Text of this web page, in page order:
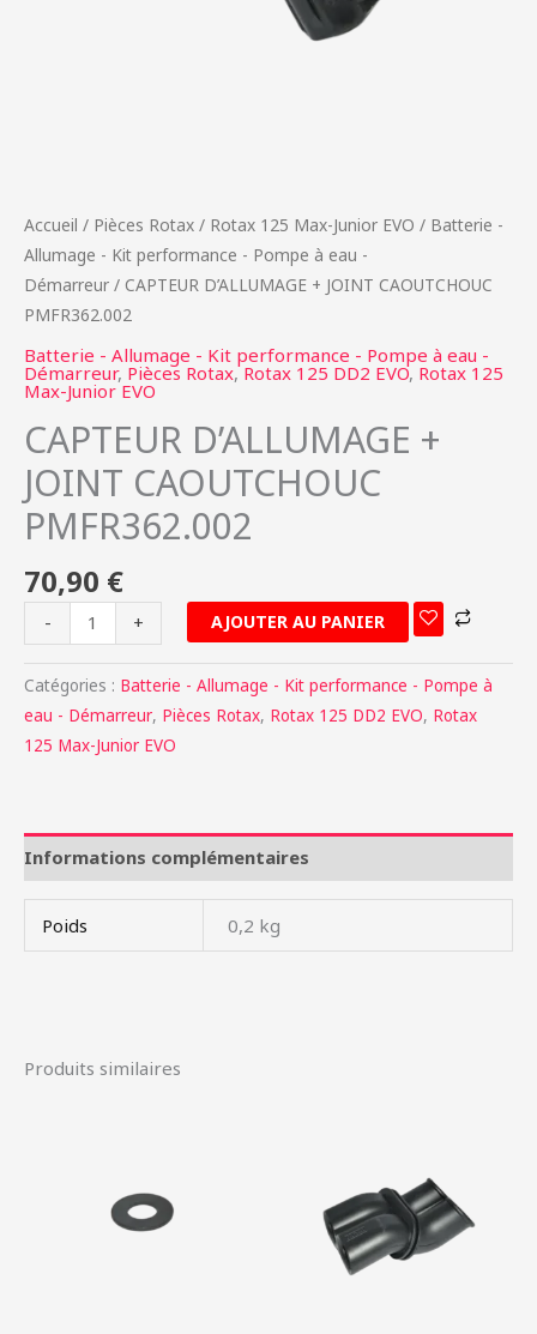
Accueil / Pièces Rotax / Rotax 125 Max-Junior EVO / Batterie -
Allumage - Kit performance - Pompe à eau -
Démarreur / CAPTEUR D’ALLUMAGE + JOINT CAOUTCHOUC
PMFR362.002
Batterie - Allumage - Kit performance - Pompe à eau -
Démarreur, Pièces Rotax, Rotax 125 DD2 EVO, Rotax 125
Max-Junior EVO
CAPTEUR D’ALLUMAGE +
JOINT CAOUTCHOUC
PMFR362.002
70,90 €
- + AJOUTER AU PANIER
Catégories : Batterie - Allumage - Kit performance - Pompe à
eau - Démarreur, Pièces Rotax, Rotax 125 DD2 EVO, Rotax
125 Max-Junior EVO
Informations complémentaires
Poids 0,2 kg
Produits similaires